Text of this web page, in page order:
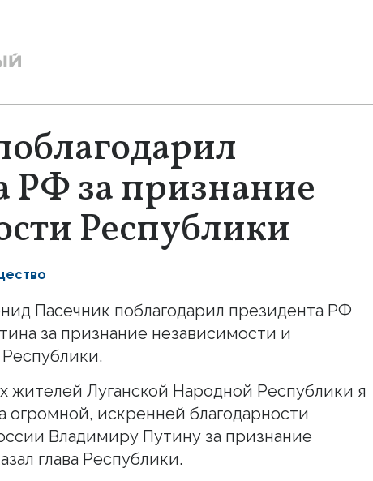
РФ за признание
Республики
Пасечник поблагодарил президента РФ
за признание независимости и
жителей Луганской Народной Республики я
огромной, искренней благодарности
Владимиру Путину за признание
глава Республики.